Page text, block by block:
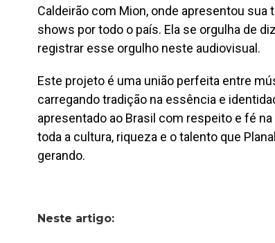
Caldeirão com Mion, onde apresentou sua
shows por todo o país. Ela se orgulha de
registrar esse orgulho neste audiovisual.
Este projeto é uma união perfeita entre
carregando tradição na essência e
apresentado ao Brasil com respeito e fé
toda a cultura, riqueza e o talento que
gerando.
Neste artigo: